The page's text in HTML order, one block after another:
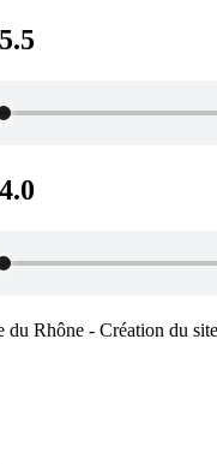
Rhône - Création du